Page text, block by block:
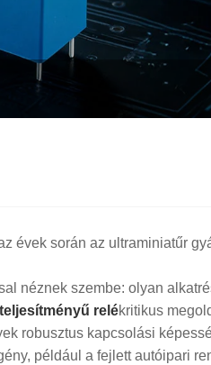
évek során az ultraminiatűr
néznek szembe: olyan
relékritikus
robusztus kapcsolási
például a fejlett autóipari